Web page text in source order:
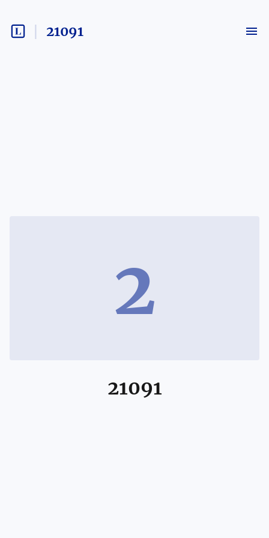
21091
2
21091